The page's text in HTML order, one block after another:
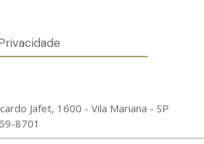
Jafet, 1600 - Vila Mariana - SP
8701